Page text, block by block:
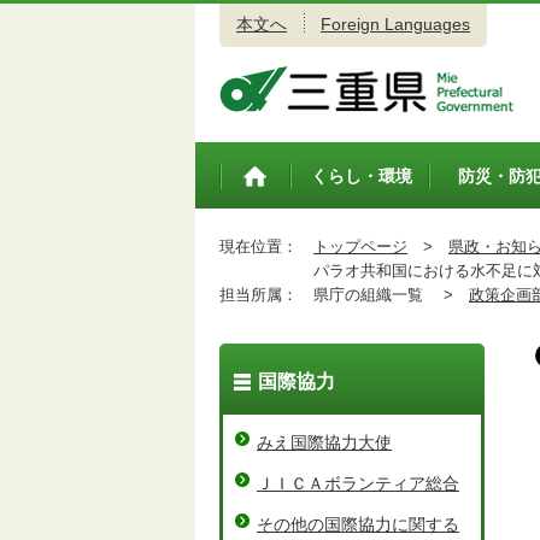
本文へ Foreign Languages
トップペ
くらし・環境 防災・防
現在位置： トップページ >
県政・お知
パラオ共和国における水不足に
担当所属：
県庁の組織一覧 > 政策企画
国際協力
みえ国際協力大使
ＪＩＣＡボランティア総合
その他の国際協力に関する